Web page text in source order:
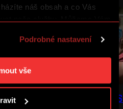
náš obsah a co Vás
preferencí. Jednotlivé
si můžete nastavit v
cookies si můžete
úpravu provést a další
Podrobné nastavení
vše
18:55
BUĎ V TÝMU: